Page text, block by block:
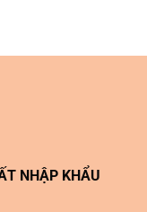
NHẬP KHẨU